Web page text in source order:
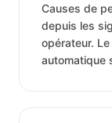
Causes de
depuis les
opérateur.
automatique